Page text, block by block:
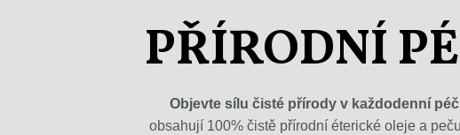
PŘÍRODNÍ
Objevte sílu čisté přírody v každodenní
obsahují 100% čistě přírodní éterické oleje a